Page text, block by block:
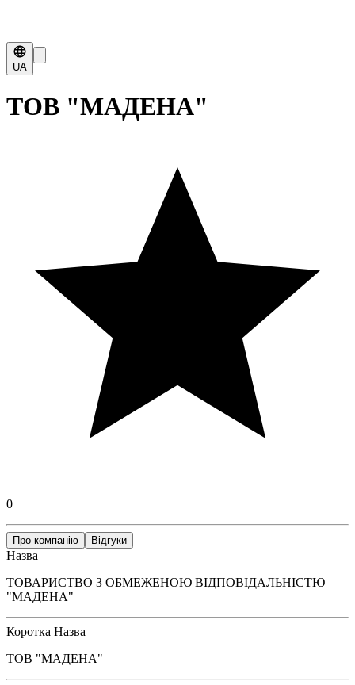
UA
ТОВ "МАДЕНА"
0
Про компанію Відгуки
Назва
ТОВАРИСТВО З ОБМЕЖЕНОЮ ВІДПОВІДАЛЬНІСТЮ
"МАДЕНА"
Коротка Назва
ТОВ "МАДЕНА"